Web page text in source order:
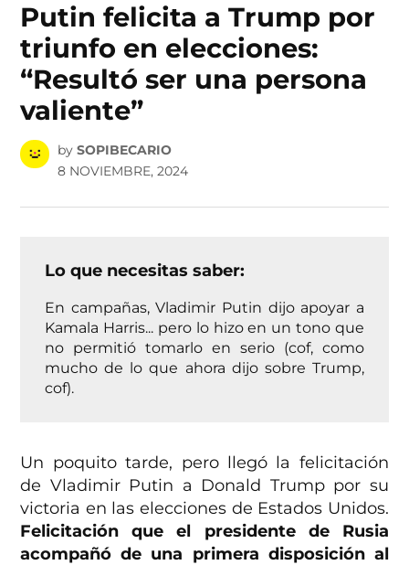
Putin felicita a Trump por
triunfo en elecciones:
“Resultó ser una persona
valiente”
by SOPIBECARIO
8 NOVIEMBRE, 2024
Lo que necesitas saber:
En campañas, Vladimir Putin dijo apoyar a
Kamala Harris... pero lo hizo en un tono que
no permitió tomarlo en serio (cof, como
mucho de lo que ahora dijo sobre Trump,
cof).
Un poquito tarde, pero llegó la felicitación
de Vladimir Putin a Donald Trump por su
victoria en las elecciones de Estados Unidos.
Felicitación que el presidente de Rusia
acompañó de una primera disposición al